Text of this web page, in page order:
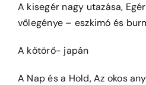
A kisegér nagy utazása,
vőlegénye – eszkimó és
A kőtörő- japán
A Nap és a Hold, Az okos